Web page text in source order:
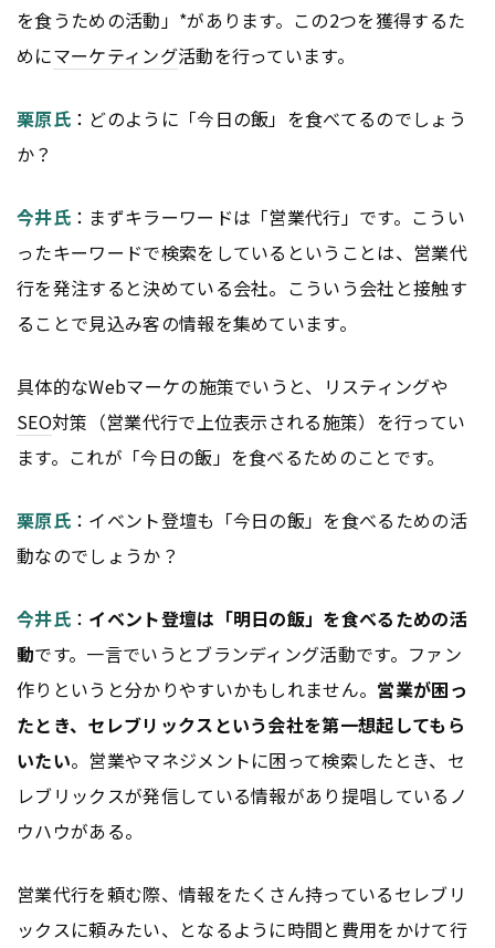
を食うための活動」*があります。この2つを獲得するた
めにマーケティング活動を行っています。
栗原氏：どのように「今日の飯」を食べてるのでしょう
か？
今井氏：まずキラーワードは「営業代行」です。こうい
ったキーワードで検索をしているということは、営業代
行を発注すると決めている会社。こういう会社と接触す
ることで見込み客の情報を集めています。
具体的なWebマーケの施策でいうと、リスティングや
SEO対策（営業代行で上位表示される施策）を行ってい
ます。これが「今日の飯」を食べるためのことです。
栗原氏：イベント登壇も「今日の飯」を食べるための活
動なのでしょうか？
今井氏： イベント登壇は「明日の飯」を食べるための活
動です。一言でいうとブランディング活動です。ファン
作りというと分かりやすいかもしれません。 営業が困っ
たとき、セレブリックスという会社を第一想起してもら
いたい。営業やマネジメントに困って検索したとき、セ
レブリックスが発信している情報があり提唱しているノ
ウハウがある。
営業代行を頼む際、情報をたくさん持っているセレブリ
ックスに頼みたい、となるように時間と費用をかけて行